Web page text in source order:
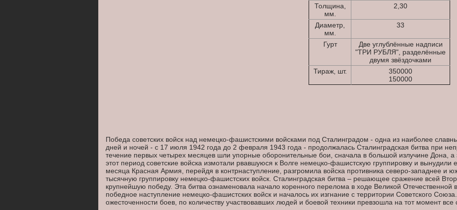
Толщина,
мм.
2,30
Диаметр,
мм.
33
Гурт
Две углублённые надписи
"ТРИ РУБЛЯ", разделённые
двумя звёздочками
Тираж, шт.
350000
150000
Победа советских войск над немецко-фашистскими войсками под Сталинградом - одна из наиболее
дней и ночей - с 17 июля 1942 года до 2 февраля 1943 года - продолжалась Сталинградская битва при
течение первых четырех месяцев шли упорные оборонительные бои, сначала в большой излучине Дона, а
этот период советские войска измотали рвавшуюся к Волге немецко-фашистскую группировку и
месяца Красная Армия, перейдя в контрнаступление, разгромила войска противника северо-западнее и
тысячную группировку немецко-фашистских войск. Сталинградская битва – решающее сражение всей
крупнейшую победу. Эта битва ознаменовала начало коренного перелома в ходе Великой
победное наступление немецко-фашистских войск и началось их изгнание с территории Советского
ожесточенности боев, по количеству участвовавших людей и боевой техники превзошла на тот момент